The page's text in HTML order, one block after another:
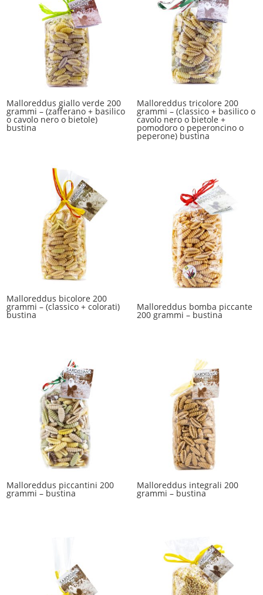
Malloreddus giallo verde 200
grammi – (zafferano + basilico
o cavolo nero o bietole)
bustina
Malloreddus tricolore 200
grammi – (classico + basilico o
cavolo nero o bietole +
pomodoro o peperoncino o
peperone) bustina
Malloreddus bicolore 200
grammi – (classico + colorati)
bustina
Malloreddus bomba piccante
200 grammi – bustina
Malloreddus piccantini 200
grammi – bustina
Malloreddus integrali 200
grammi – bustina